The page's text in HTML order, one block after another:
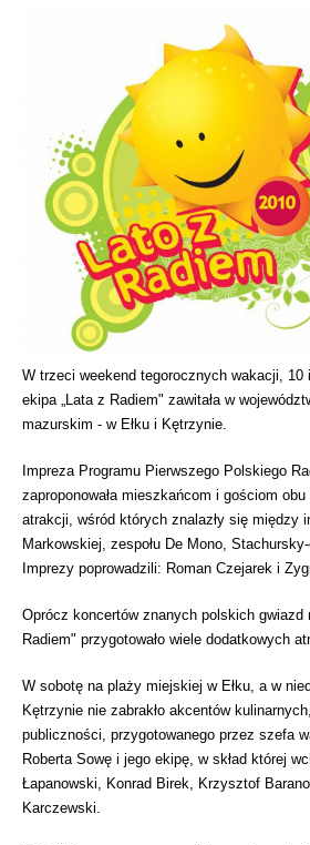
W trzeci weekend tegorocznych wakacji, 10
ekipa „Lata z Radiem" zawitała w
mazurskim - w Ełku i Kętrzynie.
Impreza Programu Pierwszego Polskiego
zaproponowała mieszkańcom i gościom
atrakcji, wśród których znalazły się między
Markowskiej, zespołu De Mono,
Imprezy poprowadzili: Roman Czejarek i
Oprócz koncertów znanych polskich gwiazd
Radiem" przygotowało wiele dodatkowych
W sobotę na plaży miejskiej w Ełku, a w
Kętrzynie nie zabrakło akcentów
publiczności, przygotowanego przez szefa
Roberta Sowę i jego ekipę, w skład której
Łapanowski, Konrad Birek, Krzysztof
Karczewski.